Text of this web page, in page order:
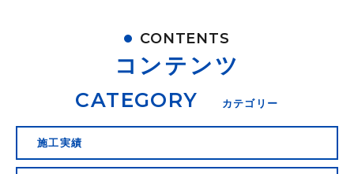
ピックアップ
キャンペーン
施工実績
会社概要
CONTENTS
コンテンツ
CATEGORY カテゴリー
施工実績